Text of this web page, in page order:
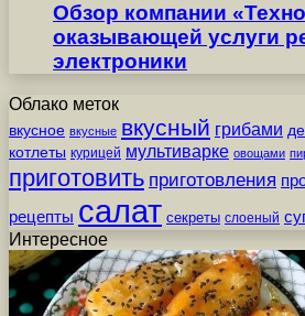
Обзор компании
оказывающей услуги
электроники
Облако меток
вкусное вкусные вкусный грибами
котлеты курицей мультиварке овощами
приготовить приготовления
рецепты салат секреты слоеный
Интересное